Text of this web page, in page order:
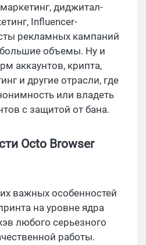
диджитал-
Influencer-
рекламных кампаний
объемы. Ну и
аккаунтов, крипта,
и другие отрасли, где
или владеть
с защитой от бана.
Octo Browser
важных особенностей
на уровне ядра
любого серьезного
работы.